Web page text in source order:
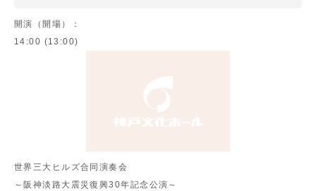
開演（開場）：
14:00 (13:00)
世界三大ヒルズ合同演奏会
～阪神淡路大震災復興30年記念公演～